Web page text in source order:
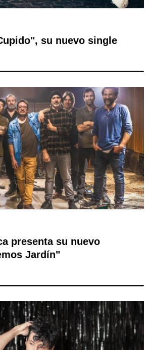
su nuevo single
presenta su nuevo
Jardín"